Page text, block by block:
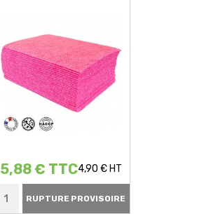
5,88 € TTC4,90 € HT
RUPTURE PROVISOIRE